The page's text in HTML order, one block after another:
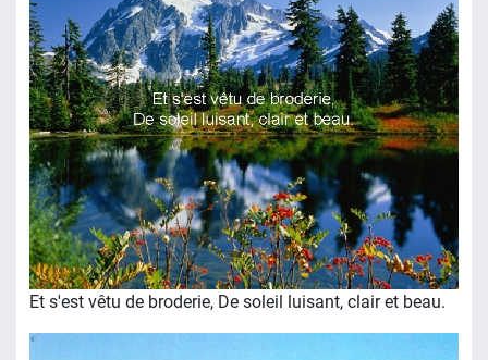
Et s'est vêtu de broderie, De soleil luisant, clair et beau.